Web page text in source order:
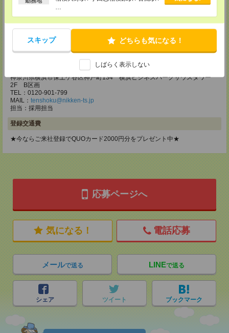
スキップ どちらも気になる！
しばらく表示しない
メディカルケア事業部 町田オフィス
TEL：0120-453-285
MAIL： tenshoku@nikken-ts.jp
担当：採用担当
メディカルケア事業部 横浜オフィス
神奈川県横浜市保土ケ谷区神戸町134 横浜ビジネスパークサウスタワー
2F B区画
TEL：0120-901-799
MAIL： tenshoku@nikken-ts.jp
担当：採用担当
登録交通費
★今ならご来社登録でQUOカード2000円分をプレゼント中★
応募ページへ
気になる！ 電話応募
メールで送る LINEで送る
シェア ツイート ブックマーク